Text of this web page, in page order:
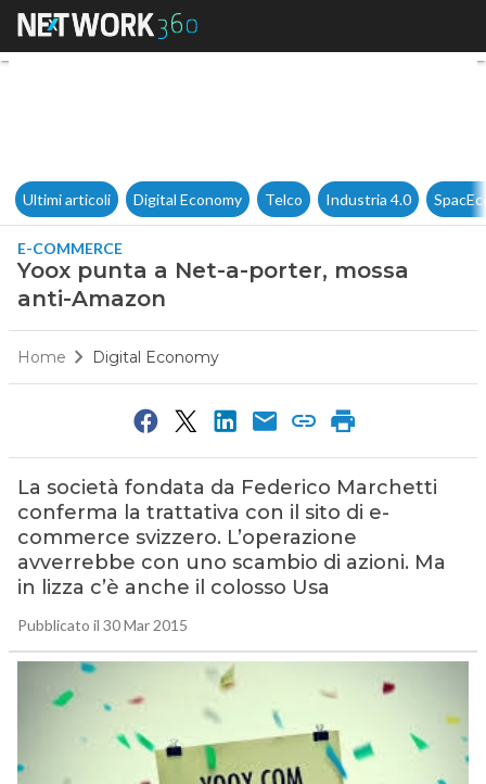
Yoox punta a Net-a-porter,
Ultimi articoli Digital Economy Telco Industria 4.0
E-COMMERCE
Yoox punta a Net-a-porter, mossa
anti-Amazon
Home Digital Economy
La società fondata da Federico Marchetti
conferma la trattativa con il sito di e-
commerce svizzero. L’operazione
avverrebbe con uno scambio di azioni. Ma
in lizza c’è anche il colosso Usa
Pubblicato il 30 Mar 2015